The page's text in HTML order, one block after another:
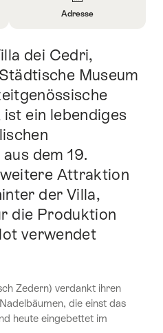
Kontakt
öffnen
Adresse
dei Cedri,
Museum
ein lebendiges
dem 19.
Attraktion
der Villa,
die Produktion
verwendet
Zedern) verdankt ihren
die einst das
heute eingebettet im